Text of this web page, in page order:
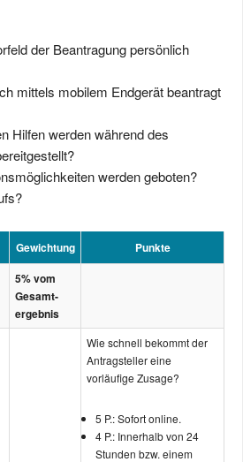
der Beantragung persönlich
mittels mobilem Endgerät beantragt
Hilfen werden während des
werden geboten?
Gewichtung Punkte
5% vom
Gesamt­
ergebnis
Wie schnell bekommt der
Antrag­steller eine
vorläufige Zusage?
5 P.: Sofort online.
4 P.: Innerhalb von 24
Stunden bzw. einem